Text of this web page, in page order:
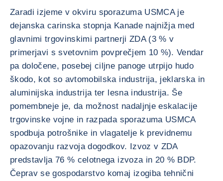
Zaradi izjeme v okviru sporazuma USMCA je
dejanska carinska stopnja Kanade najnižja med
glavnimi trgovinskimi partnerji ZDA (3 % v
primerjavi s svetovnim povprečjem 10 %). Vendar
pa določene, posebej ciljne panoge utrpijo hudo
škodo, kot so avtomobilska industrija, jeklarska in
aluminijska industrija ter lesna industrija. Še
pomembneje je, da možnost nadaljnje eskalacije
trgovinske vojne in razpada sporazuma USMCA
spodbuja potrošnike in vlagatelje k previdnemu
opazovanju razvoja dogodkov. Izvoz v ZDA
predstavlja 76 % celotnega izvoza in 20 % BDP.
Čeprav se gospodarstvo komaj izogiba tehnični